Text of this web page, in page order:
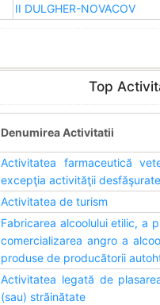
II DULGHER-NOVACOV
Top
Denumirea Activitatii
Activitatea farmaceutică
excepţia activităţii
Activitatea de turism
Fabricarea alcoolului etilic, a
comercializarea angro a
produse de producătorii
Activitatea legată de
(sau) străinătate